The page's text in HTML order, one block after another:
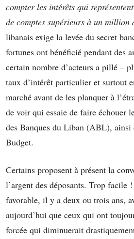
compter les intérêts qui
de comptes supérieurs à un million
libanais exige la levée du secret
fortunes ont bénéficié pendant des
certain nombre d’acteurs a pillé –
taux d’intérêt particulier et surtout
marché avant de les planquer à
de voir qui essaie de faire échouer
des Banques du Liban (ABL), ainsi
Budget.
Certains proposent à présent la
l’argent des déposants. Trop
favorable, il y a deux ou trois ans,
aujourd’hui que ceux qui ont
forcée qui diminuerait